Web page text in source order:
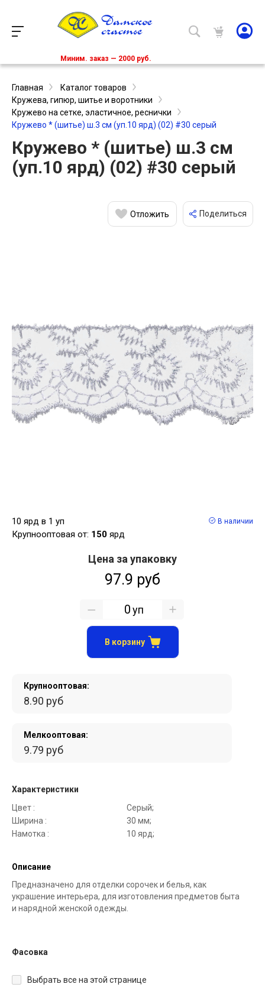
Миним. заказ — 2000 руб.
Главная
Каталог товаров
Кружева, гипюр, шитье и воротники
Кружево на сетке, эластичное, реснички
Кружево * (шитье) ш.3 см (уп.10 ярд) (02) #30 серый
Кружево * (шитье) ш.3 см
(уп.10 ярд) (02) #30 серый
Отложить Поделиться
10 ярд в 1 уп
Крупнооптовая от: 150 ярд
В наличии
Крупнооптовая:
8.90 руб
Мелкооптовая:
9.79 руб
Характеристики
Цвет :
Серый;
Ширина :
30 мм;
Намотка :
10 ярд;
Описание
Предназначено для отделки сорочек и белья, как
украшение интерьера, для изготовления предметов быта
и нарядной женской одежды.
Цена за упаковку
97.9 руб
уп
В корзину
Фасовка
Выбрать все на этой странице